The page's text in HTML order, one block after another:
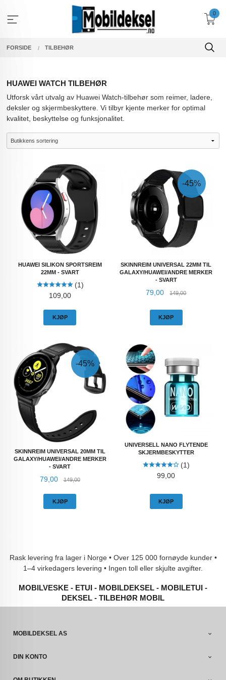
innholdet
0
FORSIDE TILBEHØR
HUAWEI WATCH TILBEHØR
Utforsk vårt utvalg av Huawei Watch-tilbehør som reimer, ladere,
deksler og skjermbeskyttere. Vi tilbyr kjente merker for optimal
kvalitet, beskyttelse og funksjonalitet.
HUAWEI SILIKON SPORTSREIM
22MM - SVART
(1)
Pris
109,00
KJØP
SKINNREIM UNIVERSAL 22MM TIL
GALAXY/HUAWEI/ANDRE MERKER
- SVART
Tilbud
79,00 149,00Rabatt
-45%
KJØP
SKINNREIM UNIVERSAL 20MM TIL
GALAXY/HUAWEI/ANDRE MERKER
- SVART
Tilbud
79,00 149,00Rabatt
-45%
KJØP
UNIVERSELL NANO FLYTENDE
SKJERMBESKYTTER
(1)
Pris
99,00
KJØP
Rask levering fra lager i Norge • Over 125 000 fornøyde kunder •
1–4 virkedagers levering • Ingen toll eller skjulte avgifter.
MOBILVESKE - ETUI - MOBILDEKSEL - MOBILETUI -
DEKSEL - TILBEHØR MOBIL
MOBILDEKSEL AS
DIN KONTO